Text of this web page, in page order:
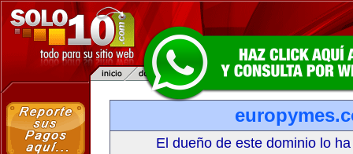
El dueño de este dominio lo